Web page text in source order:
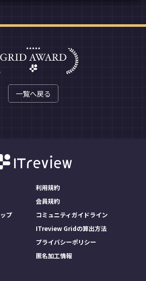
一覧へ戻る
プ
利用規約
会員規約
コミュニティガイドライン
ITreview Gridの算出方法
プライバシーポリシー
匿名加工情報